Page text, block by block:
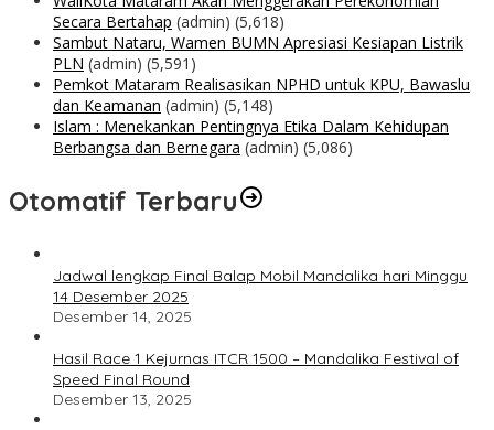
Secara Bertahap (admin) (5,618)
Sambut Nataru, Wamen BUMN Apresiasi Kesiapan Listrik
PLN (admin) (5,591)
Pemkot Mataram Realisasikan NPHD untuk KPU, Bawaslu
dan Keamanan (admin) (5,148)
Islam : Menekankan Pentingnya Etika Dalam Kehidupan
Berbangsa dan Bernegara (admin) (5,086)
Otomatif Terbaru
Jadwal lengkap Final Balap Mobil Mandalika hari Minggu
14 Desember 2025
Desember 14, 2025
Hasil Race 1 Kejurnas ITCR 1500 – Mandalika Festival of
Speed Final Round
Desember 13, 2025